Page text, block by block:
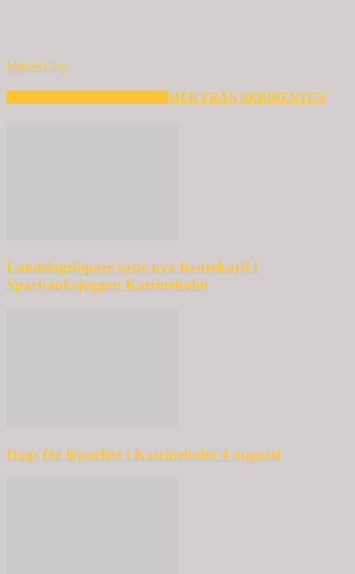
Mikael Grip
MER FRÅN SKRIBENTEN
Landslagslöpare satte nya banrekord i
Sparbanksjoggen Katrineholm
Dags för löparfest i Katrineholm 4 augusti